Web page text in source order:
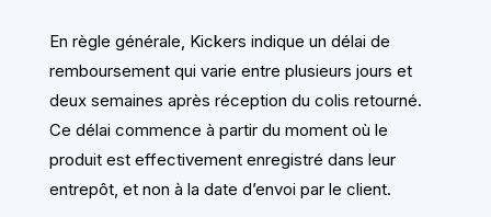
En règle générale, Kickers indique un délai de
remboursement qui varie entre plusieurs jours et
deux semaines après réception du colis retourné.
Ce délai commence à partir du moment où le
produit est effectivement enregistré dans leur
entrepôt, et non à la date d’envoi par le client.